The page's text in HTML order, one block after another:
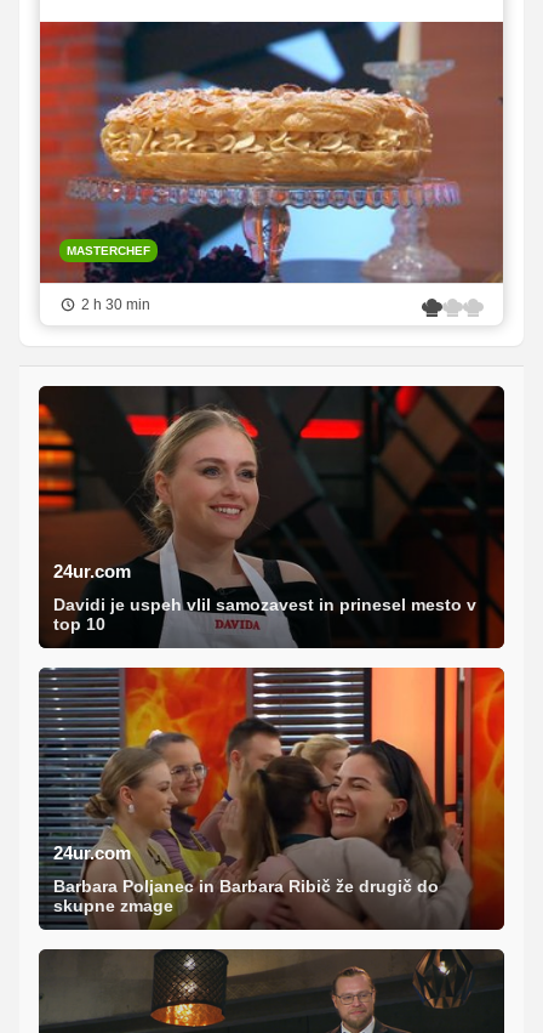
MASTERCHEF
2 h 30 min
24ur.com
Davidi je uspeh vlil samozavest in prinesel mesto v
top 10
24ur.com
Barbara Poljanec in Barbara Ribič že drugič do
skupne zmage